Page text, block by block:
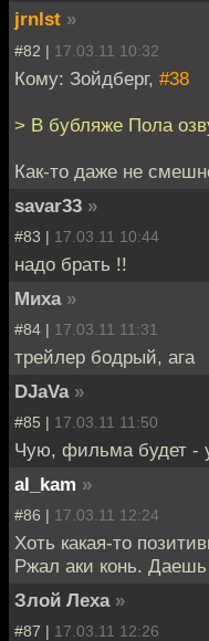
jrnlst »
#82 | 17.03.11 10:32
Кому: Зойдберг, #38
> В бубляже Пола
Как-то даже не
savar33 »
#83 | 17.03.11 10:44
надо брать !!
Миха »
#84 | 17.03.11 11:31
трейлер бодрый, ага
DJaVa »
#85 | 17.03.11 11:50
Чую, фильма будет -
al_kam »
#86 | 17.03.11 12:24
Хоть какая-то
Ржал аки конь.
Злой Леха »
#87 | 17.03.11 12:26